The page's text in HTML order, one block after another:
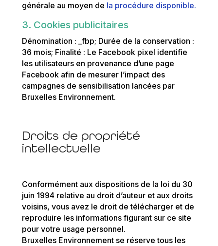
générale au moyen de la procédure disponible.
3. Cookies publicitaires
Dénomination : _fbp; Durée de la conservation :
36 mois; Finalité : Le Facebook pixel identifie
les utilisateurs en provenance d’une page
Facebook afin de mesurer l’impact des
campagnes de sensibilisation lancées par
Bruxelles Environnement.
Droits de propriété
intellectuelle
Conformément aux dispositions de la loi du 30
juin 1994 relative au droit d’auteur et aux droits
voisins, vous avez le droit de télécharger et de
reproduire les informations figurant sur ce site
pour votre usage personnel.
Bruxelles Environnement se réserve tous les